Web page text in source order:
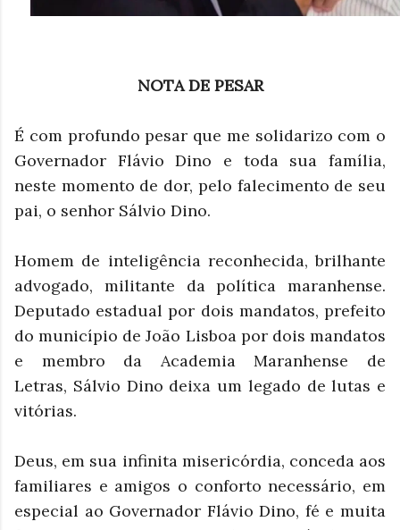
NOTA DE PESAR
É com profundo pesar que me solidarizo com o
Governador Flávio Dino e toda sua família,
neste momento de dor, pelo falecimento de seu
pai, o senhor Sálvio Dino.
Homem de inteligência reconhecida, brilhante
advogado, militante da política maranhense.
Deputado estadual por dois mandatos, prefeito
do município de João Lisboa por dois mandatos
e membro da Academia Maranhense de
Letras, Sálvio Dino deixa um legado de lutas e
vitórias.
Deus, em sua infinita misericórdia, conceda aos
familiares e amigos o conforto necessário, em
especial ao Governador Flávio Dino, fé e muita